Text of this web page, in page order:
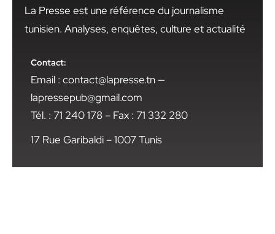
La Presse est une référence du journalisme
tunisien. Analyses, enquêtes, culture et actualité
Contact:
Email : contact@lapresse.tn —
lapressepub@gmail.com
Tél. : 71 240 178 – Fax : 71 332 280
17 Rue Garibaldi – 1007 Tunis